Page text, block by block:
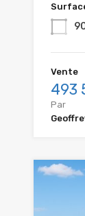
Vente
493
Par